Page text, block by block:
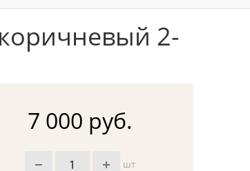
2-
7 000 руб.
шт